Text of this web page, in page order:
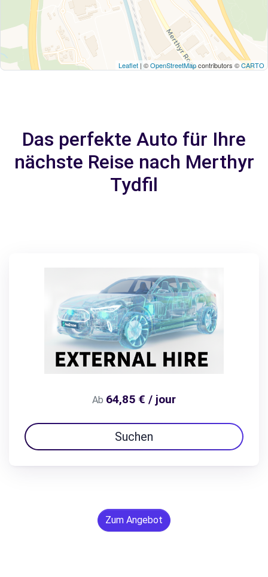
Leaflet | ©OpenStreetMapcontributors ©CARTO
Das perfekte Auto für Ihre
nächste Reise nach Merthyr
Tydfil
Ab 64,85 € / jour
Suchen
Zum Angebot